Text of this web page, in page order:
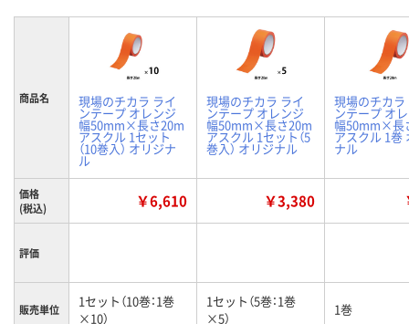
商品名 現場のチカラ ライ
ンテープ オレンジ
幅50mm×長さ20m
アスクル 1セット
（10巻入） オリジナ
ル
現場のチカラ ライ
ンテープ オレンジ
幅50mm×長さ20m
アスクル 1セット（5
巻入） オリジナル
現場のチカラ
ンテープ オ
幅50mm×長
アスクル 1巻
ナル
価格
(税込)
￥6,610 ￥3,380
評価
販売単位
1セット（10巻：1巻
×10）
1セット（5巻：1巻
×5）
1巻